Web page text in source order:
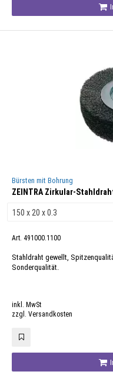
Bürsten mit Bohrung
ZEINTRA Zirkular-
Art. 491000.1100
Stahldraht gewellt,
Sonderqualität.
inkl. MwSt
zzgl. Versandkosten